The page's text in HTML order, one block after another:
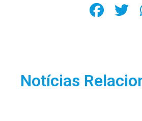
Notícias